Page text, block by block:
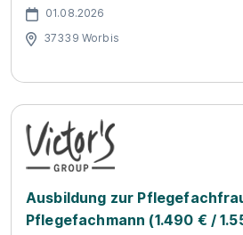
01.08.2026
37339 Worbis
Ausbildung zur
Pflegefachmann (1.490 € /